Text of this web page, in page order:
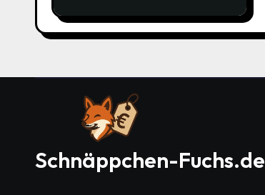
Schnäppchen-Fuchs.de